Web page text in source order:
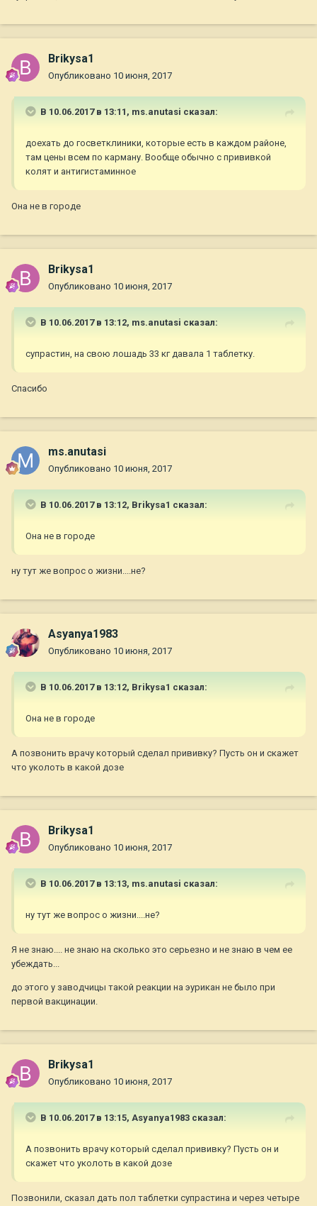
Brikysa1
Опубликовано 10 июня, 2017
В 10.06.2017 в 13:11, ms.anutasi сказал:
доехать до госветклиники, которые есть в каждом районе,
там цены всем по карману. Вообще обычно с прививкой
колят и антигистаминное
Она не в городе
Brikysa1
Опубликовано 10 июня, 2017
В 10.06.2017 в 13:12, ms.anutasi сказал:
супрастин, на свою лошадь 33 кг давала 1 таблетку.
Спасибо
ms.anutasi
Опубликовано 10 июня, 2017
В 10.06.2017 в 13:12, Brikysa1 сказал:
Она не в городе
ну тут же вопрос о жизни....не?
Asyanya1983
Опубликовано 10 июня, 2017
В 10.06.2017 в 13:12, Brikysa1 сказал:
Она не в городе
А позвонить врачу который сделал прививку? Пусть он и скажет
что уколоть в какой дозе
Brikysa1
Опубликовано 10 июня, 2017
В 10.06.2017 в 13:13, ms.anutasi сказал:
ну тут же вопрос о жизни....не?
Я не знаю.... не знаю на сколько это серьезно и не знаю в чем ее
убеждать...
до этого у заводчицы такой реакции на эурикан не было при
первой вакцинации.
Brikysa1
Опубликовано 10 июня, 2017
В 10.06.2017 в 13:15, Asyanya1983 сказал:
А позвонить врачу который сделал прививку? Пусть он и
скажет что уколоть в какой дозе
Позвонили, сказал дать пол таблетки супрастина и через четыре